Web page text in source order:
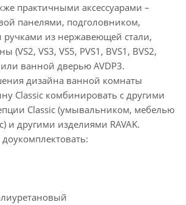
практичными аксессуарами –
панелями, подголовником,
из нержавеющей стали,
(VS2, VS3, VS5, PVS1, BVS1, BVS2,
или ванной дверью AVDP3.
дизайна ванной комнаты
Classic комбинировать с другими
Classic (умывальником, мебелью
и другими изделиями RAVAK.